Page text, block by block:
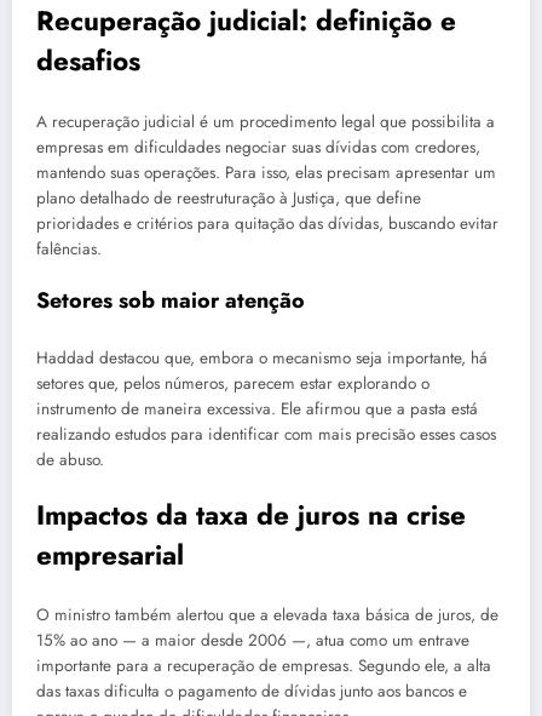
Recuperação judicial: definição e
desafios
A recuperação judicial é um procedimento legal que possibilita a
empresas em dificuldades negociar suas dívidas com credores,
mantendo suas operações. Para isso, elas precisam apresentar um
plano detalhado de reestruturação à Justiça, que define
prioridades e critérios para quitação das dívidas, buscando evitar
falências.
Setores sob maior atenção
Haddad destacou que, embora o mecanismo seja importante, há
setores que, pelos números, parecem estar explorando o
instrumento de maneira excessiva. Ele afirmou que a pasta está
realizando estudos para identificar com mais precisão esses casos
de abuso.
Impactos da taxa de juros na crise
empresarial
O ministro também alertou que a elevada taxa básica de juros, de
15% ao ano — a maior desde 2006 —, atua como um entrave
importante para a recuperação de empresas. Segundo ele, a alta
das taxas dificulta o pagamento de dívidas junto aos bancos e